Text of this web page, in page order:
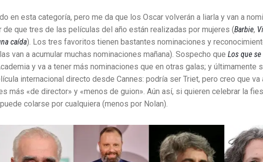
en esta categoría, pero me da que los Oscar volverán a liarla y van a
de que tres de las películas del año están realizadas por mujeres (Barbie,
caída). Los tres favoritos tienen bastantes nominaciones y
van a acumular muchas nominaciones mañana). Sospecho que Los que se
y va a tener más nominaciones que en otras galas; y últimamente
internacional directo desde Cannes: podría ser Triet, pero creo que va
más «de director» y «menos de guion». Aún así, si quieren celebrar la
colarse por cualquiera (menos por Nolan).